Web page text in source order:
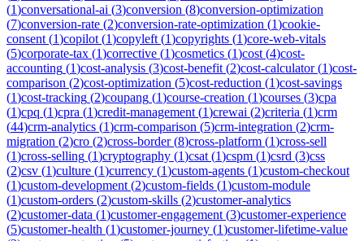
(1)conversational-ai (3)conversion (8)conversion-optimization
(7)conversion-rate (2)conversion-rate-optimization (1)cookie-
consent (1)copilot (1)copyleft (1)copyrights (1)core-web-vitals
(5)corporate-tax (1)corrective (1)cosmetics (1)cost (4)cost-
accounting (1)cost-analysis (3)cost-benefit (2)cost-calculator(1)cost-
comparison (2)cost-optimization (5)cost-reduction (1)cost-savings
(1)cost-tracking (2)coupang (1)course-creation (1)courses (3)cpa
(1)cpq (1)cpra (1)credit-management (1)crewai (2)criteria (1)crm
(44)crm-analytics (1)crm-comparison (5)crm-integration (2)crm-
migration (2)cro (2)cross-border(8)cross-platform (1)cross-sell
(1)cross-selling (1)cryptography (1)csat (1)cspm (1)csrd (3)css
(2)csv (1)culture (1)currency (1)custom-agents (1)custom-checkout
(1)custom-development (2)custom-fields (1)custom-module
(1)custom-orders (2)custom-skills (2)customer-analytics
(2)customer-data (1)customer-engagement (3)customer-experience
(5)customer-health (1)customer-journey (1)customer-lifetime-value